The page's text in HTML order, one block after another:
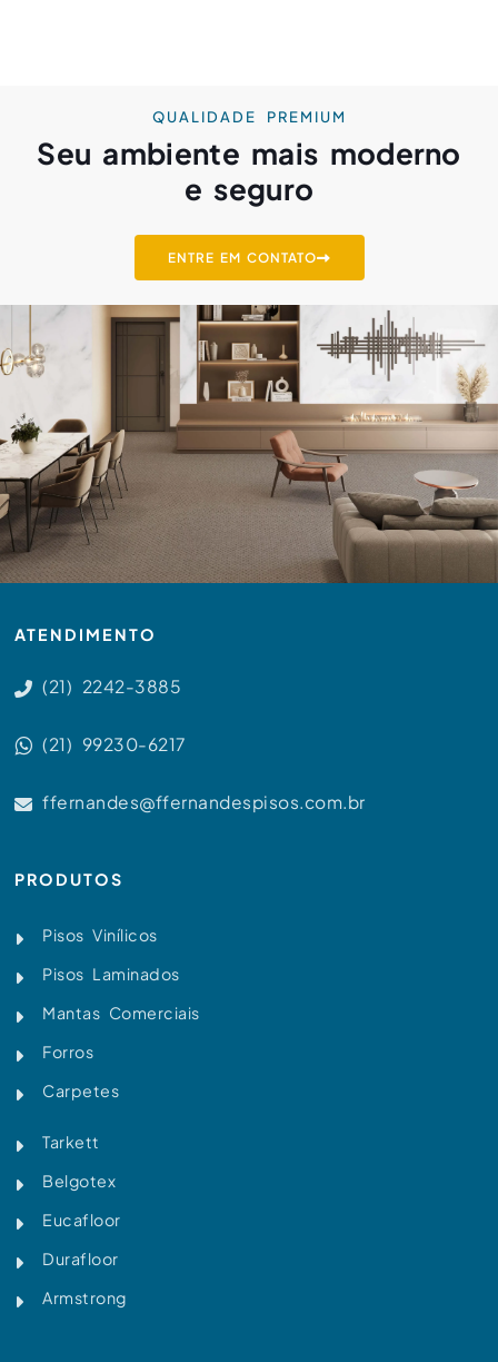
QUALIDADE PREMIUM
Seu ambiente mais moderno
e seguro
ENTRE EM CONTATO
ATENDIMENTO
(21) 2242-3885
(21) 99230-6217
ffernandes@ffernandespisos.com.br
PRODUTOS
Pisos Vinílicos
Pisos Laminados
Mantas Comerciais
Forros
Carpetes
Tarkett
Belgotex
Eucafloor
Durafloor
Armstrong